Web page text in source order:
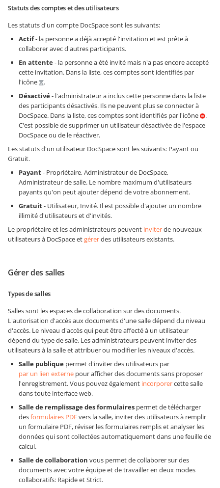
Statuts des comptes et des utilisateurs
Les statuts d'un compte DocSpace sont les suivants:
Actif- la personne a déjà accepté l'invitation et est prête à
collaborer avec d'autres participants.
En attente- la personne a été invité mais n'a pas encore accepté
cette invitation. Dans la liste, ces comptes sont identifiés par
l'icône
.
Désactivé- l'administrateur a inclus cette personne dans la liste
des participants désactivés. Ils ne peuvent plus se connecter à
DocSpace. Dans la liste, ces comptes sont identifiés par l'icône
.
C'est possible de supprimer un utilisateur désactivée de l'espace
DocSpace ou de le réactiver.
Les statuts d'un utilisateur DocSpace sont les suivants: Payant ou
Gratuit.
Payant- Propriétaire, Administrateur de DocSpace,
Administrateur de salle. Le nombre maximum d'utilisateurs
payants qu'on peut ajouter dépend de votre abonnement.
Gratuit- Utilisateur, Invité. Il est possible d'ajouter un nombre
illimité d'utilisateurs et d'invités.
Le propriétaire et les administrateurs peuvent inviterde nouveaux
utilisateurs à DocSpace etgérerdes utilisateurs existants.
Gérer des salles
Types de salles
Salles sont les espaces de collaboration sur des documents.
L'autorisation d'accès aux documents d'une salle dépend du niveau
d'accès. Le niveau d'accès qui peut être affecté à un utilisateur
dépend du type de salle. Les administrateurs peuvent inviter des
utilisateurs à la salle et attribuer ou modifier les niveaux d'accès.
Salle publique permet d'inviter des utilisateurs par
par un lien externe pour afficher des documents sans proposer
l'enregistrement. Vous pouvez également incorporercette salle
dans toute interface web.
Salle de remplissage des formulaires permet de télécharger
desformulaires PDFvers la salle, inviter des utilisateurs à remplir
un formulaire PDF, réviser les formulaires remplis et analyser les
données qui sont collectées automatiquement dans une feuille de
calcul.
Salle de collaboration vous permet de collaborer sur des
documents avec votre équipe et de travailler en deux modes
collaboratifs: Rapide et Strict.